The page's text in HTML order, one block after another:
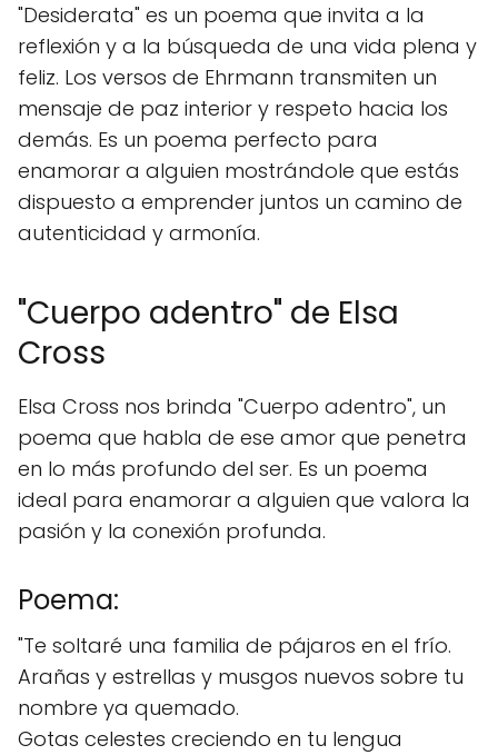
"Desiderata" es un poema que invita a la
reflexión y a la búsqueda de una vida plena y
feliz. Los versos de Ehrmann transmiten un
mensaje de paz interior y respeto hacia los
demás. Es un poema perfecto para
enamorar a alguien mostrándole que estás
dispuesto a emprender juntos un camino de
autenticidad y armonía.
"Cuerpo adentro" de Elsa
Cross
Elsa Cross nos brinda "Cuerpo adentro", un
poema que habla de ese amor que penetra
en lo más profundo del ser. Es un poema
ideal para enamorar a alguien que valora la
pasión y la conexión profunda.
Poema:
"Te soltaré una familia de pájaros en el frío.
Arañas y estrellas y musgos nuevos sobre tu
nombre ya quemado.
Gotas celestes creciendo en tu lengua